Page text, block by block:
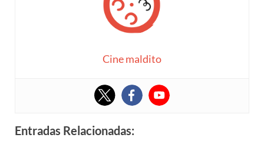
Cine maldito
Entradas Relacionadas: